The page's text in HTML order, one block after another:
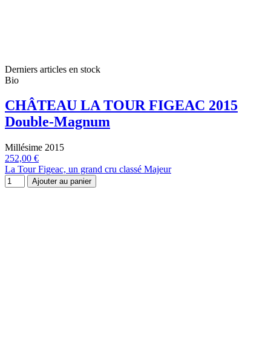
Derniers articles en stock
Bio
CHÂTEAU LA TOUR FIGEAC 2015
Double-Magnum
Millésime 2015
252,00 €
La Tour Figeac, un grand cru classé Majeur
Ajouter au panier